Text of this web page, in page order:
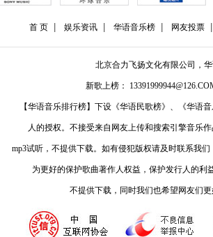
首 页 娱乐资讯 华语音乐榜 网友投票
北京合力飞扬文化有限公司，
新歌上榜：
【华语音乐排行榜】下设《华语民歌榜》、《华语
人的授权。不接受来自网友上传和搜索引擎音乐
mp3试听，不提供下载。如有侵犯版权请及时联系我
为更好的保护歌曲著作人权益，保护发行人的
不提供下载，同时我们也希望网友们